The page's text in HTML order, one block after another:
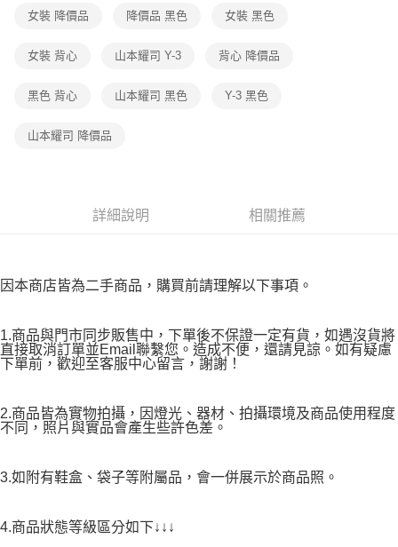
１．透過由恩沛科技股份有限公司提供之「AFTEE先享後付」服務完成之交
易，需依本服務之必要範圍內提供個人資料，並將交易相關給付款項請求債
２．關於個人資料處理事宜，請瀏覽以下網址：
３．未成年的使用者請事先徵得法定代理人或監護人之同意方可使用
「AFTEE先享後付」，若未經同意申辦者引起之損失，本公司不負相關責
請求用戶進行身份認證。
５．嚴禁一人註冊多個帳號或使用他人資訊註冊。若發現惡意使用之情形，
免運費
女裝 降價品 降價品 黑色 女裝 黑色
女裝 背心 山本耀司 Y-3 背心 降價品
黑色 背心 山本耀司 黑色 Y-3 黑色
山本耀司 降價品
詳細說明 相關推薦
因本商店皆為二手商品，購買前請理解以下事項。
1.商品與門市同步販售中，下單後不保證一定有貨，如遇沒貨將
直接取消訂單並Email聯繫您。造成不便，還請見諒。如有疑慮
下單前，歡迎至客服中心留言，謝謝！
2.商品皆為實物拍攝，因燈光、器材、拍攝環境及商品使用程度
不同，照片與實品會產生些許色差。
3.如附有鞋盒、袋子等附屬品，會一併展示於商品照。
4.商品狀態等級區分如下↓↓↓